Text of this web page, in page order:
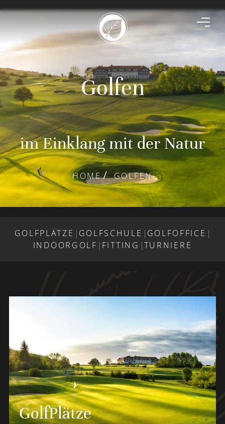
Golfen
im Einklang mit der Natur
HOME GOLFEN
GOLFPLÄTZE | GOLFSCHULE | GOLFOFFICE |
INDOORGOLF | FITTING |TURNIERE
GolfPlätze